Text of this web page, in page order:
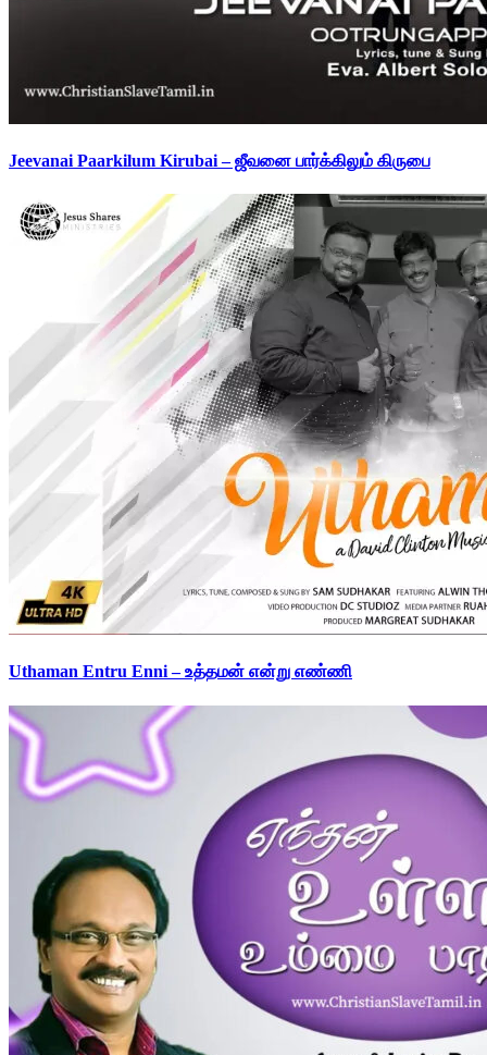
Jeevanai Paarkilum Kirubai – ஜீவனை பார்க்கிலும் கிருபை
Uthaman Entru Enni – உத்தமன் என்று எண்ணி